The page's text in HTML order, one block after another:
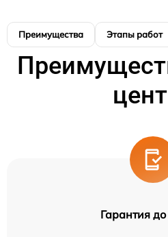
Преимущества Этапы работ
Гарантия